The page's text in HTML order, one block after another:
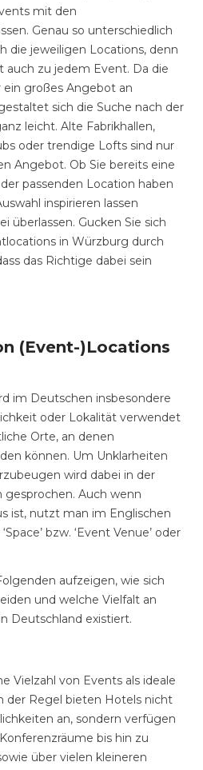
mit den
Genau so unterschiedlich
die jeweiligen Locations, denn
auch zu jedem Event. Da die
großes Angebot an
sich die Suche nach der
leicht. Alte Fabrikhallen,
oder trendige Lofts sind nur
Angebot. Ob Sie bereits eine
passenden Location haben
inspirieren lassen
überlassen. Gucken Sie sich
in Würzburg durch
das Richtige dabei sein
(Event-)Locations
im Deutschen insbesondere
oder Lokalität verwendet
Orte, an denen
können. Um Unklarheiten
wird dabei in der
Auch wenn
ist, nutzt man im Englischen
bzw. ‘Event Venue’ oder
aufzeigen, wie sich
und welche Vielfalt an
Deutschland existiert.
Vielzahl von Events als ideale
der Regel bieten Hotels nicht
an, sondern verfügen
bis hin zu
über vielen kleineren